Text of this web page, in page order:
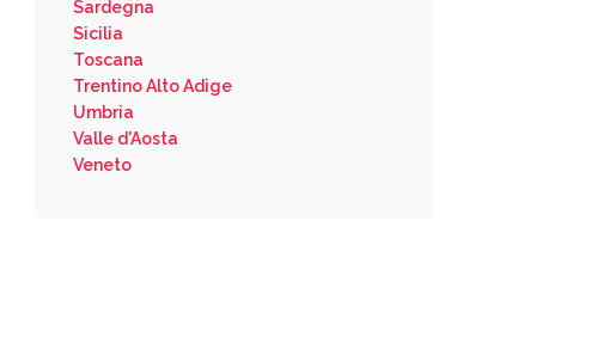
Sardegna
Sicilia
Toscana
Trentino Alto Adige
Umbria
Valle d'Aosta
Veneto